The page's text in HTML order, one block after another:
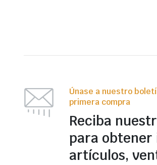
Únase a nuestro
primera compra
Reciba
para obtener
artículos,